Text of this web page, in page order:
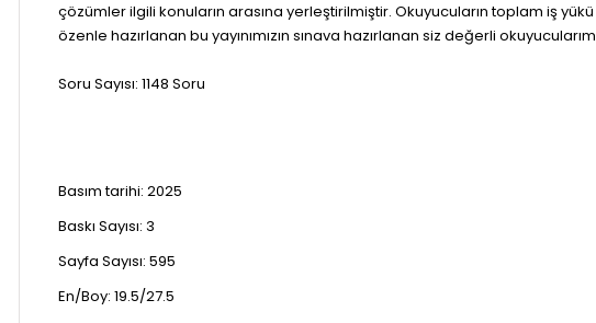
çözümler ilgili konuların arasına yerleştirilmiştir. Okuyucuların toplam iş
özenle hazırlanan bu yayınımızın sınava hazırlanan siz değerli
Soru Sayısı: 1148 Soru
Basım tarihi: 2025
Baskı Sayısı: 3
Sayfa Sayısı: 595
En/Boy: 19.5/27.5